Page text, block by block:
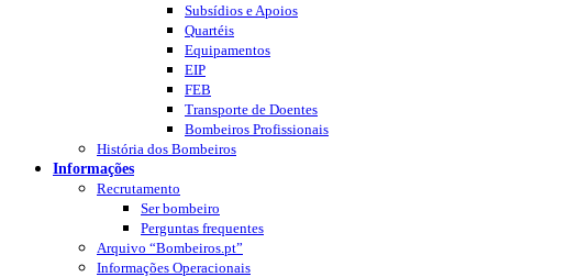
Subsídios e Apoios
Quartéis
Equipamentos
EIP
FEB
Transporte de Doentes
Bombeiros Profissionais
História dos Bombeiros
Informações
Recrutamento
Ser bombeiro
Perguntas frequentes
Arquivo “Bombeiros.pt”
Informações Operacionais